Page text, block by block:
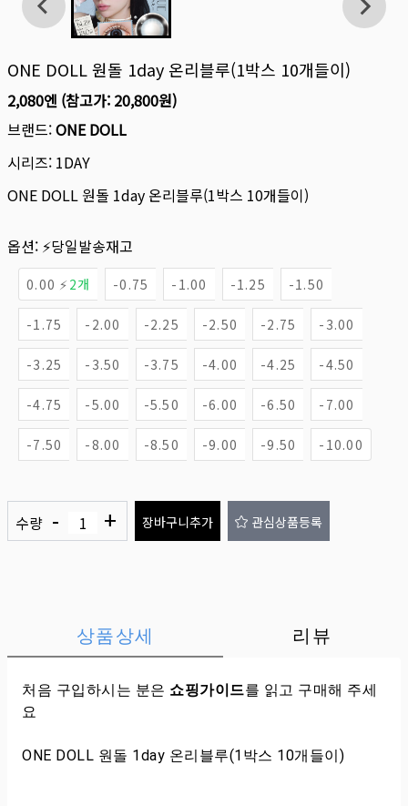
ONE DOLL 원돌 1day 온리블루(1박스 10개들이)
2,080엔 (참고가: 20,800원)
브랜드:ONE DOLL
시리즈: 1DAY
ONE DOLL 원돌 1day 온리블루(1박스 10개들이)
옵션: ⚡당일발송재고
0.00 ⚡ 2개 -0.75 -1.00 -1.25 -1.50
-1.75 -2.00 -2.25 -2.50 -2.75 -3.00
-3.25 -3.50 -3.75 -4.00 -4.25 -4.50
-4.75 -5.00 -5.50 -6.00 -6.50 -7.00
-7.50 -8.00 -8.50 -9.00 -9.50 -10.00
수량 - + 장바구니추가 관심상품등록
상품상세 리뷰
처음 구입하시는 분은 쇼핑가이드를 읽고 구매해 주세
요
ONE DOLL 원돌 1day 온리블루(1박스 10개들이)